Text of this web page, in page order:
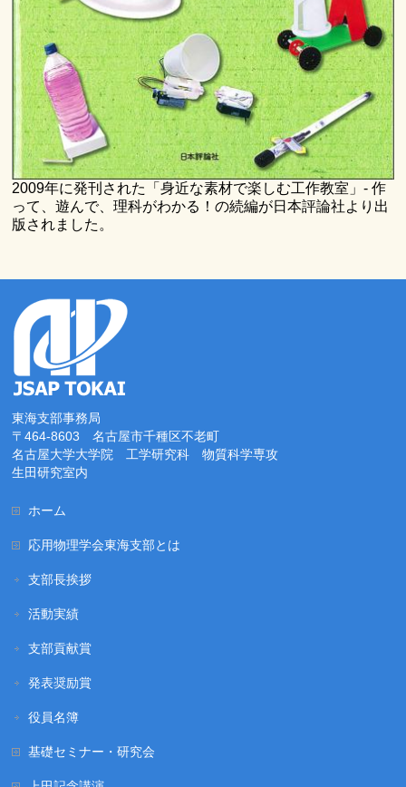
2009年に発刊された「身近な素材で楽しむ工作教室」- 作
って、遊んで、理科がわかる！の続編が日本評論社より出
版されました。
東海支部事務局
〒464-8603 名古屋市千種区不老町
名古屋大学大学院 工学研究科 物質科学専攻
生田研究室内
ホーム
応用物理学会東海支部とは
支部長挨拶
活動実績
支部貢献賞
発表奨励賞
役員名簿
基礎セミナー・研究会